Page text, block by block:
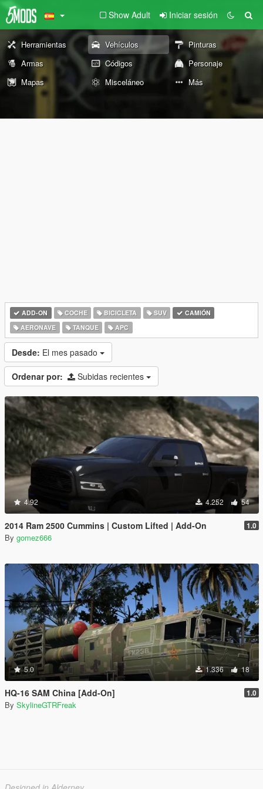
Show Adult Iniciar sesión
Herramientas Vehículos
Pinturas
Armas
Códigos
Personaje
Mapas
Misceláneo Más
ADD-ON COCHE BICICLETA SUV
CAMIÓN
AERONAVE
TANQUE APC
Desde: El mes pasado
Ordenar por: Subidas recientes
4.92 4.252 54
2014 Ram 2500 Cummins | Custom Lifted | Add-On 1.0
By gomez666
5.0 1.336 18
HQ-16 SAM China [Add-On] 1.0
By SkylineGTRFreak